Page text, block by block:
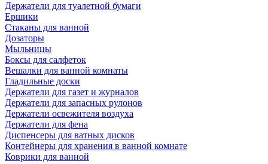
Держатели для туалетной бумаги
Ершики
Стаканы для ванной
Дозаторы
Мыльницы
Боксы для салфеток
Вешалки для ванной комнаты
Гладильные доски
Держатели для газет и журналов
Держатели для запасных рулонов
Держатели освежителя воздуха
Держатели для фена
Диспенсеры для ватных дисков
Контейнеры для хранения в ванной комнате
Коврики для ванной